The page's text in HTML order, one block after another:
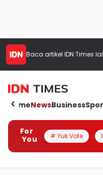
Baca artikel IDN Times
HomeNewsBusiness
For
You
# Yuk Vote